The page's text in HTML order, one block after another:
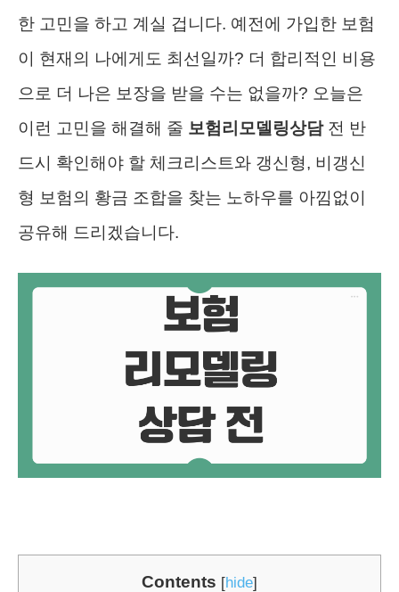
한 고민을 하고 계실 겁니다. 예전에 가입한 보험
이 현재의 나에게도 최선일까? 더 합리적인 비용
으로 더 나은 보장을 받을 수는 없을까? 오늘은
이런 고민을 해결해 줄 보험리모델링상담전 반
드시 확인해야 할 체크리스트와 갱신형, 비갱신
형 보험의 황금 조합을 찾는 노하우를 아낌없이
공유해 드리겠습니다.
Contents [hide]